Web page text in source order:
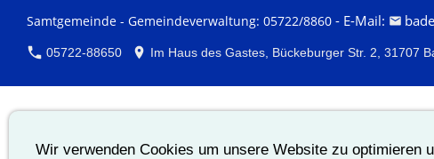
Samtgemeinde - Gemeindeverwaltung: 05722/8860 - E-Mail:
05722-88650 Im Haus des Gastes, Bückeburger Str. 2, 31707
Wir verwenden Cookies um unsere Website zu optimieren